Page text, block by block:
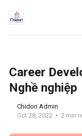
Career
Nghề nghiệp
Chidori Admin
Oct 28, 2022
2 min